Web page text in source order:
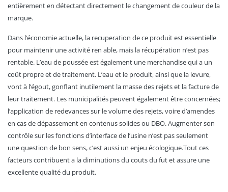
entièrement en détectant directement le changement de couleur de la
marque.
Dans l’économie actuelle, la recuperation de ce produit est essentielle
pour maintenir une activité ren able, mais la récupération n’est pas
rentable. L’eau de poussée est également une merchandise qui a un
coût propre et de traitement. L’eau et le produit, ainsi que la levure,
vont à l’égout, gonflant inutilement la masse des rejets et la facture de
leur traitement. Les municipalités peuvent également être concernées;
l’application de redevances sur le volume des rejets, voire d’amendes
en cas de dépassement en contenus solides ou DBO. Augmenter son
contrôle sur les fonctions d’interface de l’usine n’est pas seulement
une question de bon sens, c’est aussi un enjeu écologique.Tout ces
facteurs contribuent a la diminutions du couts du fut et assure une
excellente qualité du produit.